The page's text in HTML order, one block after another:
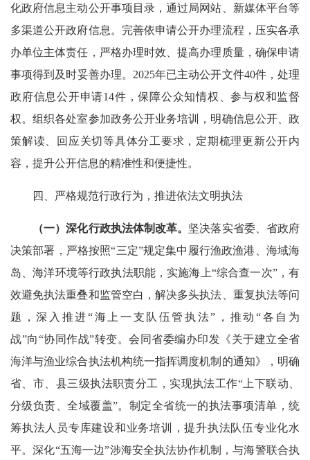
化政府信息主动公开事项目录，通过局网站、新媒体平台等
多渠道公开政府信息。完善依申请公开办理流程，压实各承
办单位主体责任，严格办理时效、提高办理质量，确保申请
事项得到及时妥善办理。2025年已主动公开文件40件，处理
政府信息公开申请14件，保障公众知情权、参与权和监督
权。组织各处室参加政务公开业务培训，明确信息公开、政
策解读、回应关切等具体分工要求，定期梳理更新公开内
容，提升公开信息的精准性和便捷性。
四、严格规范行政行为，推进依法文明执法
（一）深化行政执法体制改革。 坚决落实省委、省政府
决策部署，严格按照“三定”规定集中履行渔政渔港、海域海
岛、海洋环境等行政执法职能，实施海上“综合查一次”，有
效避免执法重叠和监管空白，解决多头执法、重复执法等问
题，深入推进“海上一支队伍管执法”，推动“各自为
战”向“协同作战”转变。会同省委编办印发《关于建立全省
海洋与渔业综合执法机构统一指挥调度机制的通知》，明确
省、市、县三级执法职责分工，实现执法工作“上下联动、
分级负责、全域覆盖”。制定全省统一的执法事项清单，统
筹执法人员专库建设和业务培训，提升执法队伍专业化水
平。深化“五海一边”涉海安全执法协作机制，与海警联合执